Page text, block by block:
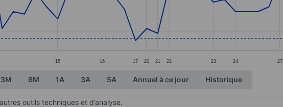
Data ranges from 1.47 to 1.8.
15 16 17 20 21 22 23 24 27
3M 6M 1A 3A 5A Annuel à ce jour Historique
outils techniques et d’analyse.